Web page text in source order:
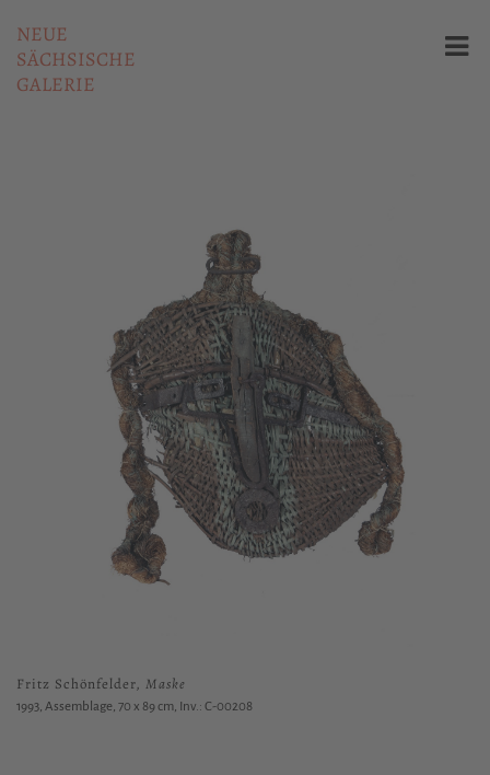
NEUE
SÄCHSISCHE
GALERIE
Fritz Schönfelder, Maske
1993, Assemblage, 70 x 89 cm, Inv.: C-00208